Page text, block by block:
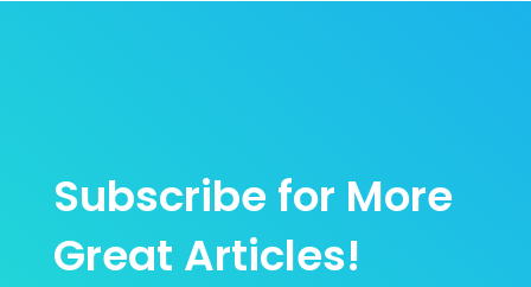
Subscribe for More
Great Articles!